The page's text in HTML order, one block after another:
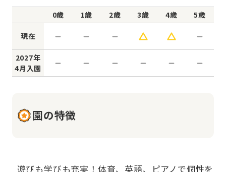
0歳 1歳 2歳 3歳 4歳 5歳
現在
2027年
4月入園
園の特徴